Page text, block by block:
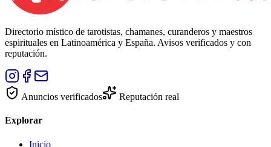
Directorio místico de tarotistas, chamanes, curanderos y maestros
espirituales en Latinoamérica y España. Avisos verificados y con
reputación.
Anuncios verificados Reputación real
Explorar
Inicio